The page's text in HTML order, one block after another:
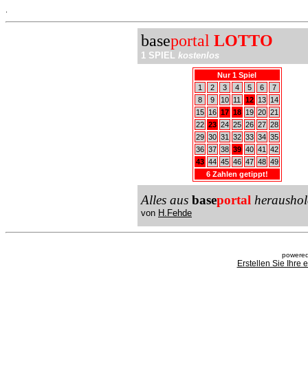
baseportal LOTTO
1 SPIEL kostenlos
Nur 1 Spiel
1
2 3 4 5 6
7
8
9 10 11 12 13
14
15
16 17 18 19 20 21
22 23 24 25 26 27 28
29 30 31 32 33 34 35
36 37 38 39 40 41
42
43 44 45 46 47 48 49
6 Zahlen getippt!
Alles aus baseportal
von H.Fehde
Erstellen Sie Ihre